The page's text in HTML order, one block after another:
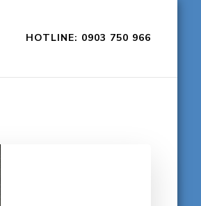
HOTLINE: 0903 750 966